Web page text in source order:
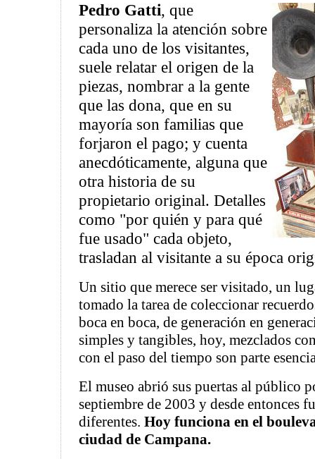
Pedro Gatti, que
personaliza la atención sobre
cada uno de los visitantes,
suele relatar el origen de la
piezas, nombrar a la gente
que las dona, que en su
mayoría son familias que
forjaron el pago; y cuenta
anecdóticamente, alguna que
otra historia de su
propietario original. Detalles
como "por quién y para qué
fue usado" cada objeto,
trasladan al visitante a su época
Un sitio que merece ser visitado, un
tomado la tarea de coleccionar
boca en boca, de generación en
simples y tangibles, hoy, mezclados
con el paso del tiempo son parte
El museo abrió sus puertas al público
septiembre de 2003 y desde entonces
diferentes. Hoy funciona en el
ciudad de Campana.